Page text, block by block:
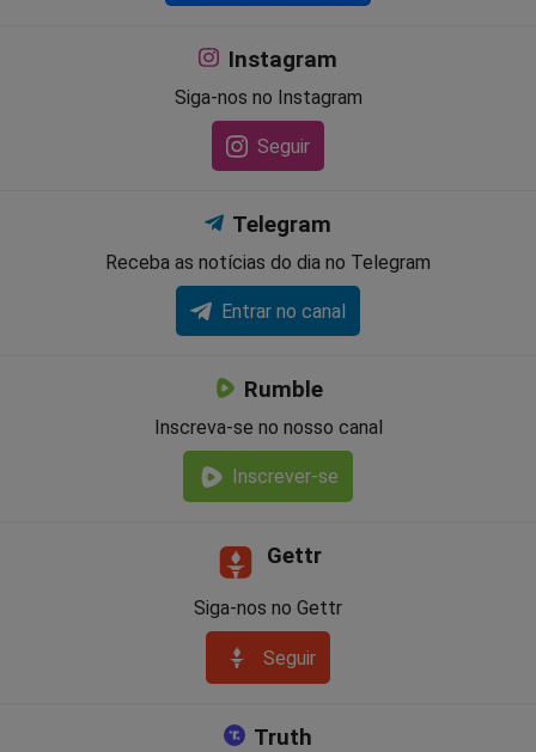
Instagram
Siga-nos no Instagram
Seguir
Telegram
Receba as notícias do dia no Telegram
Entrar no canal
Rumble
Inscreva-se no nosso canal
Inscrever-se
Gettr
Siga-nos no Gettr
Seguir
Truth